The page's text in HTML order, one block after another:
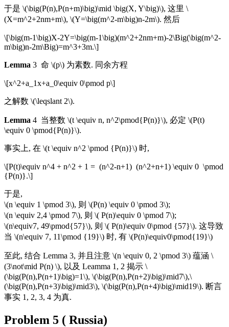
于是 \(\big(P(n),P(n+m)\big)\mid \big(X, Y\big)\), 这里 \
(X=m^2+2nm+m\), \(Y=\big(m^2-m\big)n-2m\). 然后
\[\big(m-1\big)X-2Y=\big(m-1\big)(m^2+2nm+m)-2\Big(\big(m^2-
m\big)n-2m\Big)=m^3+3m.\]
Lemma 3 命 \(p\) 为素数. 同余方程
\[x^2+a_1x+a_0\equiv 0\pmod p\]
之解数 \(\leqslant 2\).
Lemma 4 当整数 \(t \equiv n, n^2\pmod{P(n)}\), 必定 \(P(t)
\equiv 0 \pmod{P(n)}\).
事实上, 在 \(t \equiv n^2 \pmod {P(n)}\) 时,
\[P(t)\equiv n^4 + n^2 + 1 = (n^2-n+1) (n^2+n+1) \equiv 0 \pmod
{P(n)}.\]
于是,
\(n \equiv 1 \pmod 3\), 则 \(P(n) \equiv 0 \pmod 3\);
\(n \equiv 2,4 \pmod 7\), 则 \( P(n)\equiv 0 \pmod 7\);
\(n\equiv7, 49\pmod{57}\), 则 \( P(n)\equiv 0\pmod {57}\). 这导致
当 \(n\equiv 7, 11\pmod {19}\) 时, 有 \(P(n)\equiv0\pmod{19}\)
至此, 结合 Lemma 3, 并且注意 \(n \equiv 0, 2 \pmod 3\) 蕴涵 \
(3\not\mid P(n) \), 以及 Leamma 1, 2 揭示 \
(\big(P(n),P(n+1)\big)=1\), \(\big(P(n),P(n+2)\big)\mid7\),\
(\big(P(n),P(n+3)\big)\mid3\), \(\big(P(n),P(n+4)\big)\mid19\). 断言
事实 1, 2, 3, 4 为真.
Problem 5 ( Russia)